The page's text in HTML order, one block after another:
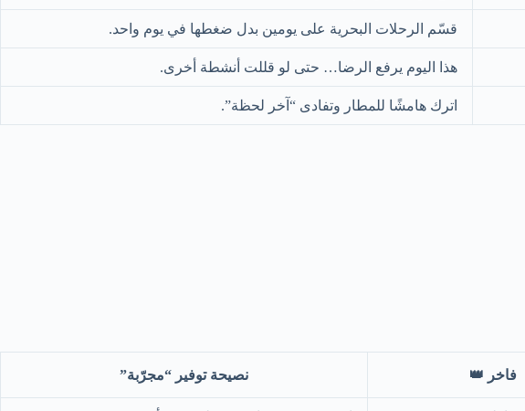
قسّم الرحلات البحرية على يومين بدل ضغطها في يوم واحد.
هذا اليوم يرفع الرضا… حتى لو قللت أنشطة أخرى.
اترك هامشًا للمطار وتفادى “آخر لحظة”.
فاخر 👑 نصيحة توفير “مجرّبة”